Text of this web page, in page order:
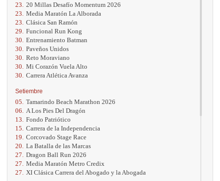
23. 20 Millas Desafío Momentum 2026
23. Media Maratón La Alborada
23. Clásica San Ramón
29. Funcional Run Kong
30. Entrenamiento Batman
30. Paveños Unidos
30. Reto Moraviano
30. Mi Corazón Vuela Alto
30. Carrera Atlética Avanza
Setiembre
05. Tamarindo Beach Marathon 2026
06.
A Los Pies Del Dragón
13. Fondo Patriótico
15. Carrera de la Independencia
19. Corcovado Stage Race
20. La Batalla de las Marcas
27. Dragon Ball Run 2026
27. Media Maratón Metro Credix
27.
XI Clásica Carrera del Abogado y la Abogada